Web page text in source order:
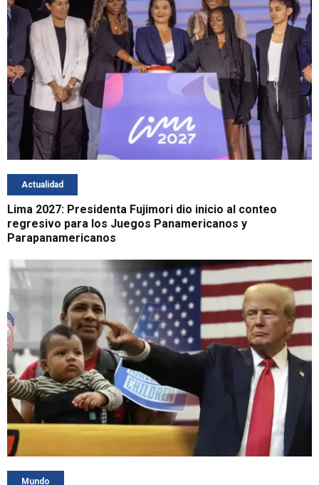
Actualidad
Lima 2027: Presidenta Fujimori dio inicio al conteo
regresivo para los Juegos Panamericanos y
Parapanamericanos
Mundo